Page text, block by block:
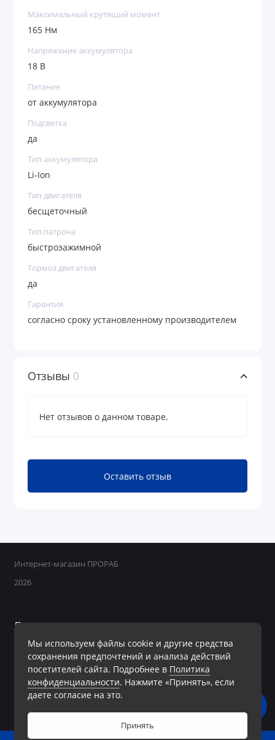
Максимальный крутящий момент
165 Нм
Напряжение аккумулятора
18 В
Питание
от аккумулятора
Подсветка
да
Тип аккумулятора
Li-Ion
Тип двигателя
бесщеточный
Тип патрона
быстрозажимной
Тормоз двигателя
да
Гарантия
согласно сроку установленному производителем
Отзывы 0
Нет отзывов о данном товаре.
Оставить отзыв
Мы используем файлы cookie и другие средства
сохранения предпочтений и анализа действий
посетителей сайта. Подробнее в Политика
конфиденциальности. Нажмите «Принять», если
даете согласие на это.
Принять
Интернет-магазин ПРОРАБ
2026
Поддержка
+7 950 800-40-09
Ежедневно с 8:00 до 19:00 Без перерывов и выходных
Мы в сети